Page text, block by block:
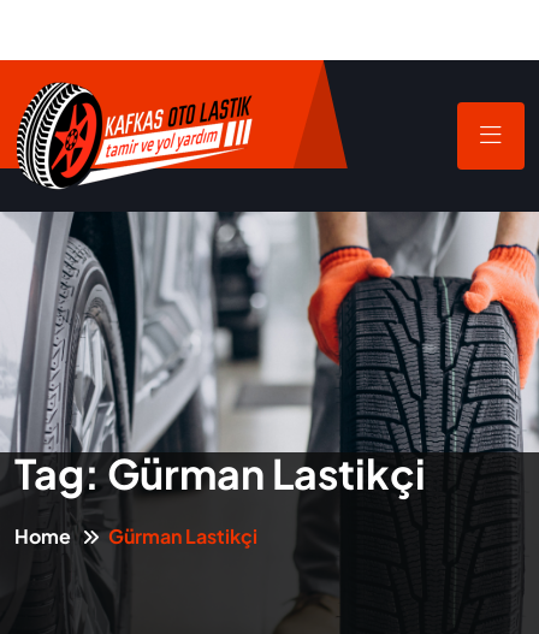
Tag:Gürman Lastikçi
Home Gürman Lastikçi